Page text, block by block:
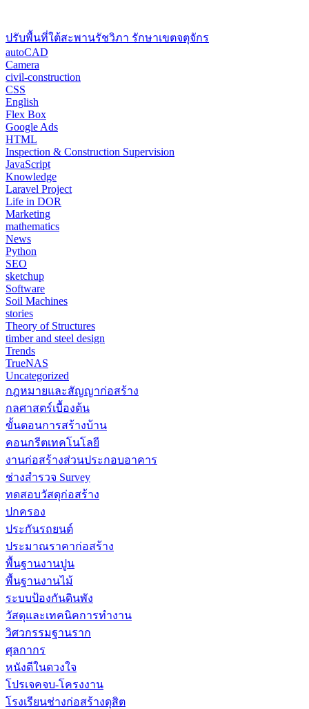
ปรับพื้นที่ใต้สะพานรัชวิภา รักษาเขตจตุจักร
autoCAD
Camera
civil-construction
CSS
English
Flex Box
Google Ads
HTML
Inspection & Construction Supervision
JavaScript
Knowledge
Laravel Project
Life in DOR
Marketing
mathematics
News
Python
SEO
sketchup
Software
Soil Machines
stories
Theory of Structures
timber and steel design
Trends
TrueNAS
Uncategorized
กฎหมายและสัญญาก่อสร้าง
กลศาสตร์เบื้องต้น
ขั้นตอนการสร้างบ้าน
คอนกรีตเทคโนโลยี
งานก่อสร้างส่วนประกอบอาคาร
ช่างสำรวจ Survey
ทดสอบวัสดุก่อสร้าง
ปกครอง
ประกันรถยนต์
ประมาณราคาก่อสร้าง
พื้นฐานงานปูน
พื้นฐานงานไม้
ระบบป้องกันดินพัง
วัสดุและเทคนิคการทำงาน
วิศวกรรมฐานราก
ศุลกากร
หนังดีในดวงใจ
โปรเจคจบ-โครงงาน
โรงเรียนช่างก่อสร้างดุสิต